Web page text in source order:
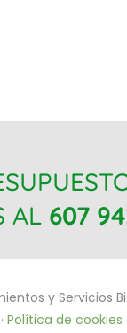
AL 607
y Servicios
· Política de cookies